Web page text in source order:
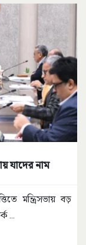
যাদের নাম
মন্ত্রিসভায় বড়
...